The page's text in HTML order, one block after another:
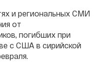
и региональных СМИ
от
погибших при
с США в сирийской